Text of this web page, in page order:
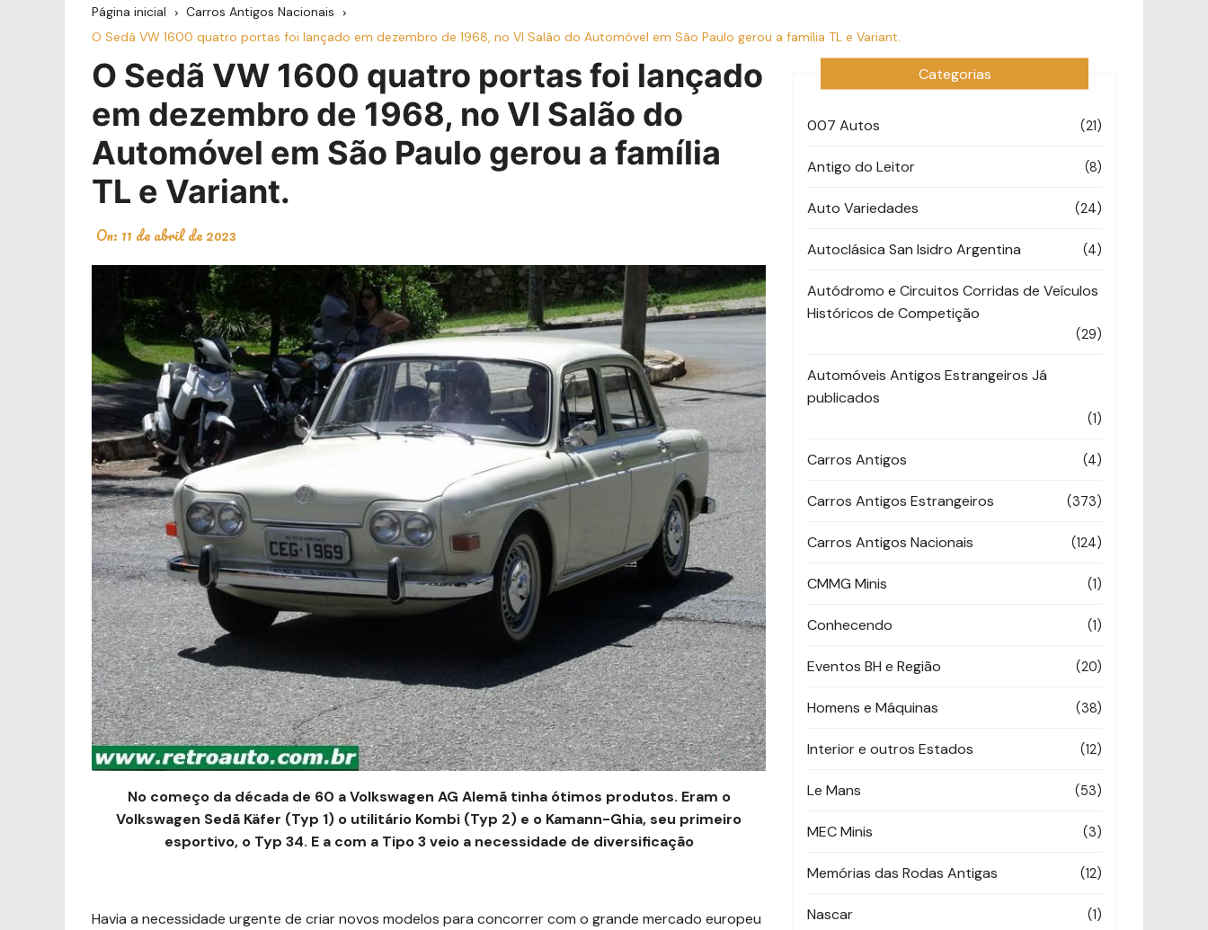
Página inicial
Carros Antigos Nacionais
O Sedã VW 1600 quatro portas foi lançado em dezembro de 1968, no VI Salão do Automóvel em São Paulo gerou a família TL e Variant.
O Sedã VW 1600 quatro portas foi lançado
em dezembro de 1968, no VI Salão do
Automóvel em São Paulo gerou a família
TL e Variant.
On: 11 de abril de 2023
No começo da década de 60 a Volkswagen AG Alemã tinha ótimos produtos. Eram o
Volkswagen Sedã Käfer (Typ 1) o utilitário Kombi (Typ 2) e o Kamann-Ghia, seu primeiro
esportivo, o Typ 34. E a com a Tipo 3 veio a necessidade de diversificação
Havia a necessidade urgente de criar novos modelos para concorrer com o grande mercado europeu
Categorias
007 Autos (21)
Antigo do Leitor (8)
Auto Variedades (24)
Autoclásica San Isidro Argentina (4)
Autódromo e Circuitos Corridas de Veículos
Históricos de Competição
(29)
Automóveis Antigos Estrangeiros Já
publicados
(1)
Carros Antigos (4)
Carros Antigos Estrangeiros (373)
Carros Antigos Nacionais (124)
CMMG Minis (1)
Conhecendo (1)
Eventos BH e Região (20)
Homens e Máquinas (38)
Interior e outros Estados (12)
Le Mans (53)
MEC Minis (3)
Memórias das Rodas Antigas (12)
Nascar (1)